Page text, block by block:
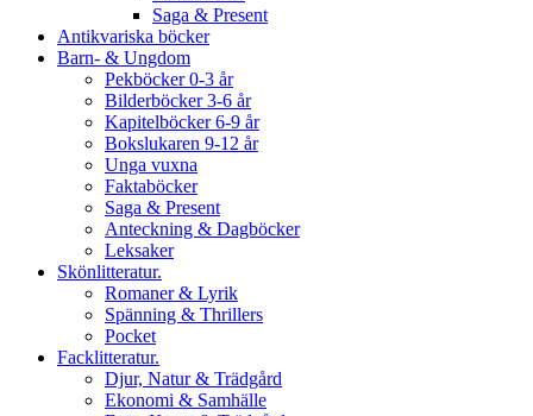
Saga & Present
Antikvariska böcker
Barn- & Ungdom
Pekböcker 0-3 år
Bilderböcker 3-6 år
Kapitelböcker 6-9 år
Bokslukaren 9-12 år
Unga vuxna
Faktaböcker
Saga & Present
Anteckning & Dagböcker
Leksaker
Skönlitteratur.
Romaner & Lyrik
Spänning & Thrillers
Pocket
Facklitteratur.
Djur, Natur & Trädgård
Ekonomi & Samhälle